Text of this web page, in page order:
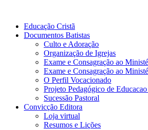
Educação Cristã
Documentos Batistas
Culto e Adoração
Organização de Igrejas
Exame e Consagração ao
Exame e Consagração ao
O Perfil Vocacionado
Projeto Pedagógico de
Sucessão Pastoral
Convicção Editora
Loja virtual
Resumos e Lições